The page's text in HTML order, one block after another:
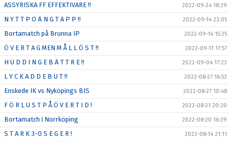
ASSYRISKA FF EFFEKTIVARE !! 2022-09-24 18:29
N Y T T P O Ä N G T A P P !! 2022-09-14 23:05
Bortamatch på Brunna IP 2022-09-14 15:25
Ö V E R T A G MEN M Å L L Ö S T !! 2022-09-11 17:57
H U D D I N G E B Ä T T R E !! 2022-09-04 17:23
L Y C K A D D E B U T !! 2022-08-27 16:53
Enskede IK vs Nyköpings BIS 2022-08-27 10:48
F Ö R L U S T P Å Ö V E R T I D ! 2022-08-21 20:30
Bortamatch i Norrköping 2022-08-20 16:39
S T A R K 3-0 S E G E R ! 2022-08-14 21:11